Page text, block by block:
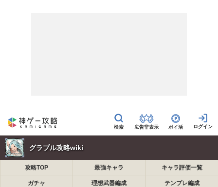
広告非表示 ポイ活
グラブル攻略wiki
攻略TOP 最強キャラ キャラ評価一覧
ガチャ 理想武器編成 テンプレ編成